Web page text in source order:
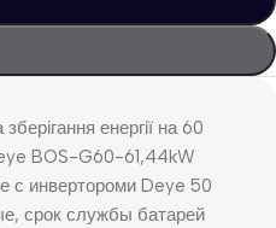
енергії на 60
BOS-G60-61,44kW
с инвертороми Deye 50
срок службы батарей